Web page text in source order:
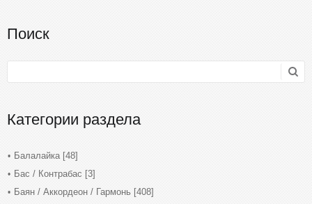
Поиск
Категории раздела
Балалайка [48]
Бас / Контрабас [3]
Баян / Аккордеон / Гармонь [408]